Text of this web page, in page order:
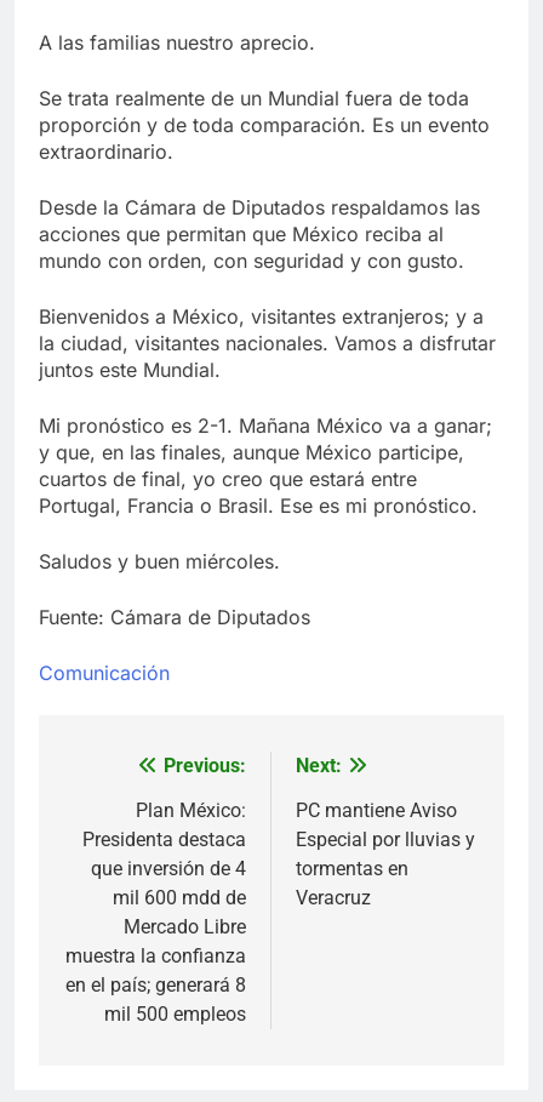
A las familias nuestro aprecio.
Se trata realmente de un Mundial fuera de toda
proporción y de toda comparación. Es un evento
extraordinario.
Desde la Cámara de Diputados respaldamos las
acciones que permitan que México reciba al
mundo con orden, con seguridad y con gusto.
Bienvenidos a México, visitantes extranjeros; y a
la ciudad, visitantes nacionales. Vamos a disfrutar
juntos este Mundial.
Mi pronóstico es 2-1. Mañana México va a ganar;
y que, en las finales, aunque México participe,
cuartos de final, yo creo que estará entre
Portugal, Francia o Brasil. Ese es mi pronóstico.
Saludos y buen miércoles.
Fuente: Cámara de Diputados
Comunicación
Navegación
entradas
Previous:
Plan México:
Presidenta destaca
que inversión de 4
mil 600 mdd de
Mercado Libre
muestra la confianza
en el país; generará 8
mil 500 empleos
Next:
PC mantiene Aviso
Especial por lluvias y
tormentas en
Veracruz